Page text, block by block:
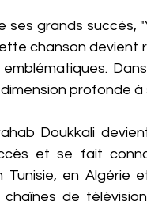
ses grands succès,
chanson devient
profonde à
Doukkali
et se fait
en Algérie
de